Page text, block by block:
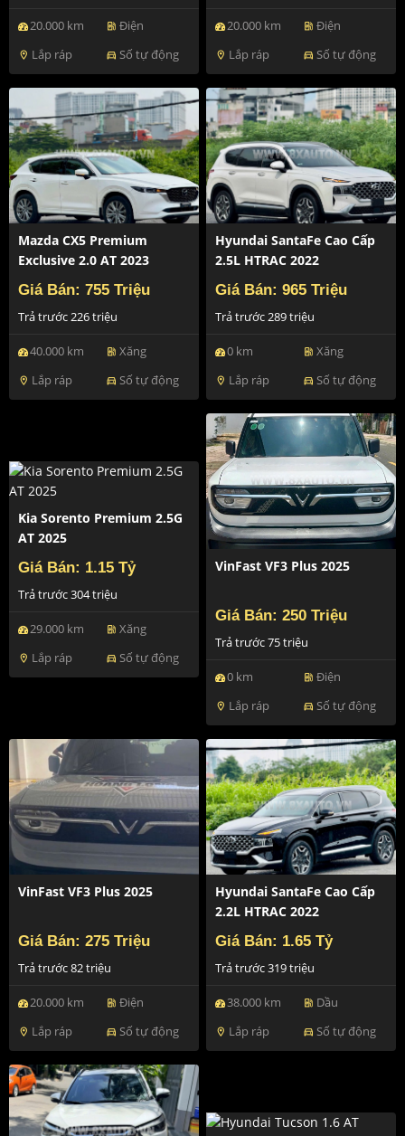
20.000 km ev_station Điện
location_on Lắp ráp directions_car Số tự động
20.000 km ev_station Điện
location_on Lắp ráp directions_car Số tự động
Mazda CX5 Premium
Exclusive 2.0 AT 2023
Giá Bán: 755 Triệu
Trả trước 226 triệu
40.000 km ev_station Xăng
location_on Lắp ráp directions_car Số tự động
Hyundai SantaFe Cao Cấp
2.5L HTRAC 2022
Giá Bán: 965 Triệu
Trả trước 289 triệu
0 km ev_station Xăng
location_on Lắp ráp directions_car Số tự động
Kia Sorento Premium 2.5G
AT 2025
Giá Bán: 1.15 Tỷ
Trả trước 304 triệu
29.000 km ev_station Xăng
location_on Lắp ráp directions_car Số tự động
VinFast VF3 Plus 2025
Giá Bán: 250 Triệu
Trả trước 75 triệu
0 km ev_station Điện
location_on Lắp ráp directions_car Số tự động
VinFast VF3 Plus 2025
Giá Bán: 275 Triệu
Trả trước 82 triệu
20.000 km ev_station Điện
location_on Lắp ráp directions_car Số tự động
Hyundai SantaFe Cao Cấp
2.2L HTRAC 2022
Giá Bán: 1.65 Tỷ
Trả trước 319 triệu
38.000 km ev_station Dầu
location_on Lắp ráp directions_car Số tự động